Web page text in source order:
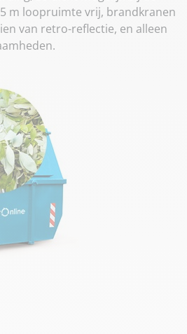
m loopruimte vrij, brandkranen
van retro-reflectie, en alleen